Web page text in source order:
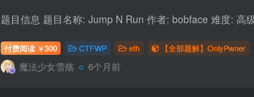
付费阅读 ￥300 CTFWP eth 【全部题解】OnlyPwner
魔法少女雪殇 6个月前